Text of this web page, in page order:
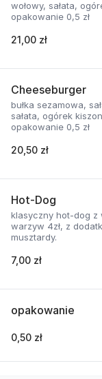
wołowy, sałata, ogórek kiszony, cebulka, sos.
opakowanie 0,5 zł
21,00 zł
Cheeseburger
bułka sezamowa,
sałata, ogórek
opakowanie 0,5 zł
20,50 zł
Hot-Dog
klasyczny hot-dog z
warzyw 4zł, z
musztardy.
7,00 zł
opakowanie
0,50 zł